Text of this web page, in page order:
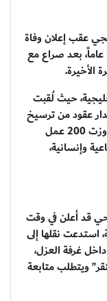
عقب إعلان وفاة
الفنانة الكويتية حياة الفهد، عن عمر ناهز 78 عاماً، بعد صراع مع
الأخيرة.
حيث لُقبت
عقود من ترسيخ
حضورها كأيقونة فنية، عبر مسيرة حافلة تجاوزت 200 عمل
وإنسانية،
قد أعلن في وقت
استدعت نقلها إلى
غرفة العزل،
ويتطلب متابعة